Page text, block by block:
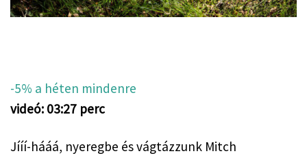
-5% a héten mindenre
videó: 03:27 perc
Jííí-hááá, nyeregbe és vágtázzunk Mitch